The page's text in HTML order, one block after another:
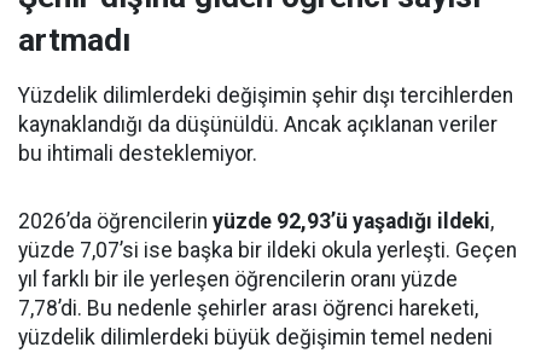
artmadı
Yüzdelik dilimlerdeki değişimin şehir dışı tercihlerden
kaynaklandığı da düşünüldü. Ancak açıklanan veriler
bu ihtimali desteklemiyor.
2026’da öğrencilerin yüzde 92,93’ü yaşadığı ildeki,
yüzde 7,07’si ise başka bir ildeki okula yerleşti. Geçen
yıl farklı bir ile yerleşen öğrencilerin oranı yüzde
7,78’di. Bu nedenle şehirler arası öğrenci hareketi,
yüzdelik dilimlerdeki büyük değişimin temel nedeni